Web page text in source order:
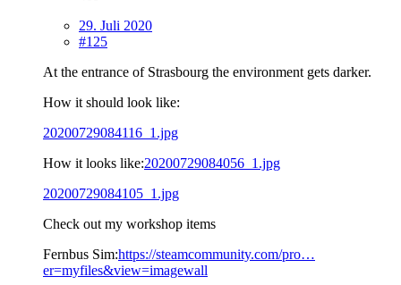
29. Juli 2020
#125
At the entrance of Strasbourg the environment gets darker.
How it should look like:
20200729084116_1.jpg
How it looks like:20200729084056_1.jpg
20200729084105_1.jpg
Check out my workshop items
Fernbus Sim:https://steamcommunity.com/pro…
er=myfiles&view=imagewall